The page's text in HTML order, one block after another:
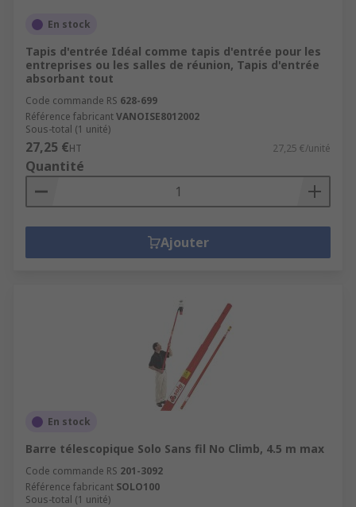
En stock
Tapis d'entrée Idéal comme tapis d'entrée pour les
entreprises ou les salles de réunion, Tapis d'entrée
absorbant tout
Code commande RS 628-699
Référence fabricantVANOISE8012002
Sous-total (1 unité)
27,25 €HT 27,25 €/unité
Quantité
Ajouter
En stock
Barre télescopique Solo Sans fil No Climb, 4.5 m max
Code commande RS 201-3092
Référence fabricant SOLO100
Sous-total (1 unité)